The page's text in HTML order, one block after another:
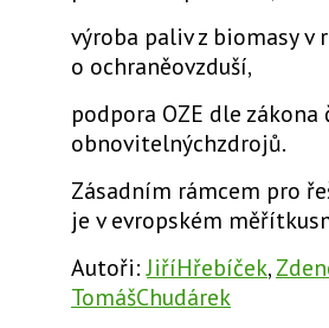
výroba paliv z biomasy v
o ochraněovzduší,
podpora OZE dle
obnovitelnýchzdrojů.
Zásadním rámcem pro
je v evropském
Autoři:JiříHřebíček,
TomášChudárek